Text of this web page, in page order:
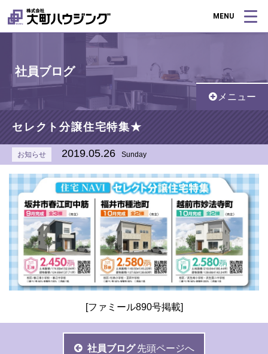
MENU
社員ブログ
メニュー
セレクト分譲住宅特集★
お知らせ 2019.05.26 Sunday
[ファミール890号掲載]
社員ブログ 先頭ページへ